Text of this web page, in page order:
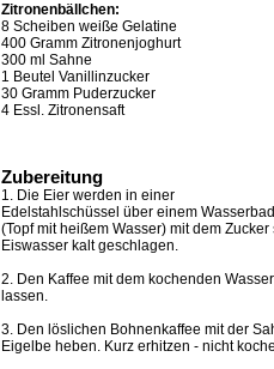
Zitronenbällchen:
8 Scheiben weiße Gelatine
400 Gramm Zitronenjoghurt
300 ml Sahne
1 Beutel Vanillinzucker
30 Gramm Puderzucker
4 Essl. Zitronensaft
Zubereitung
1. Die Eier werden in einer
Edelstahlschüssel über einem Wasserbad
(Topf mit heißem Wasser) mit dem
Eiswasser kalt geschlagen.
2. Den Kaffee mit dem kochenden
lassen.
3. Den löslichen Bohnenkaffee mit der
Eigelbe heben. Kurz erhitzen - nicht